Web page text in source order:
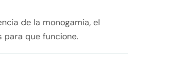
de la monogamia, el
para que funcione.